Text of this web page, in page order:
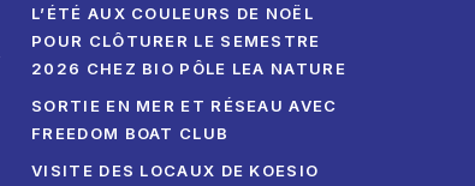
L’ÉTÉ AUX COULEURS DE NOËL
POUR CLÔTURER LE SEMESTRE
2026 CHEZ BIO PÔLE LEA NATURE
SORTIE EN MER ET RÉSEAU AVEC
FREEDOM BOAT CLUB
VISITE DES LOCAUX DE KOESIO